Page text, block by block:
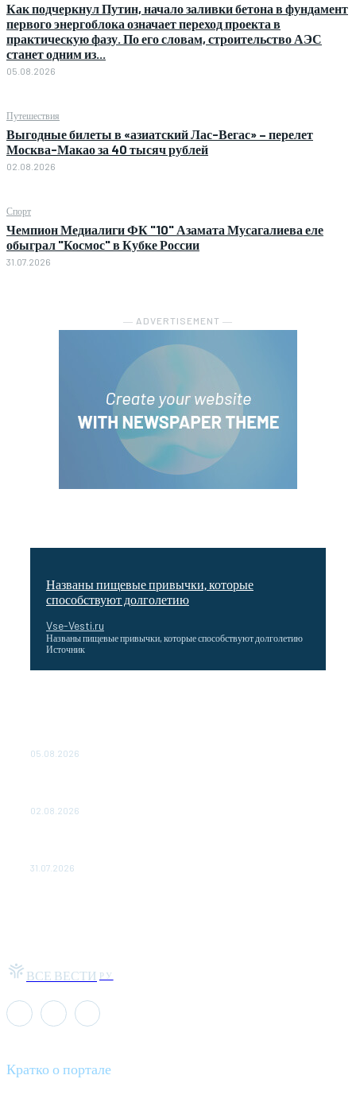
Как подчеркнул Путин, начало заливки бетона в фундамент
первого энергоблока означает переход проекта в
практическую фазу. По его словам, строительство АЭС
станет одним из...
05.08.2026
Путешествия
Выгодные билеты в «азиатский Лас-Вегас» – перелет
Москва-Макао за 40 тысяч рублей
02.08.2026
Спорт
Чемпион Медиалиги ФК "10" Азамата Мусагалиева еле
обыграл "Космос" в Кубке России
31.07.2026
― ADVERTISEMENT ―
Названы пищевые привычки, которые
способствуют долголетию
Vse-Vesti.ru
Названы пищевые привычки, которые способствуют долголетию
Источник
05.08.2026
02.08.2026
31.07.2026
ВСЕ ВЕСТИ РУ
Кратко о портале